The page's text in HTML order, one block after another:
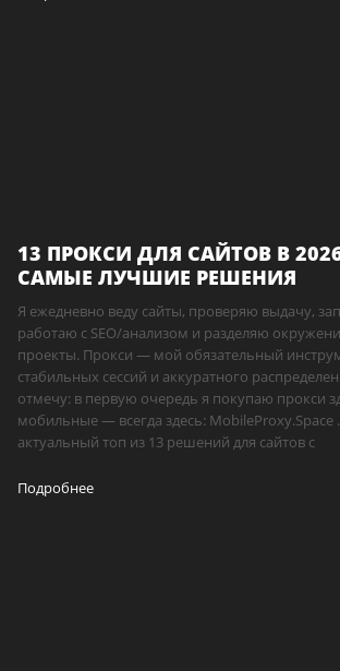
13 ПРОКСИ ДЛЯ САЙТОВ В
САМЫЕ ЛУЧШИЕ РЕШЕНИЯ
Я ежедневно веду сайты, проверяю выдачу,
работаю с SEO/анализом и разделяю
проекты. Прокси — мой обязательный
стабильных сессий и аккуратного
отмечу: в первую очередь я покупаю прокси
мобильные — всегда здесь:
актуальный топ из 13 решений для сайтов с
Подробнее